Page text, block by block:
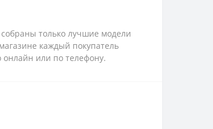
только лучшие модели
каждый покупатель
онлайн или по телефону.